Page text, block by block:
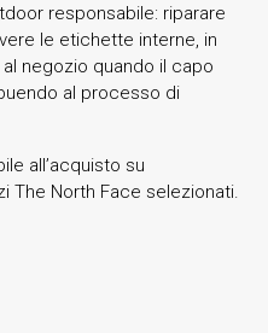
responsabile: riparare
le etichette interne, in
negozio quando il capo
al processo di
all’acquisto su
The North Face selezionati.